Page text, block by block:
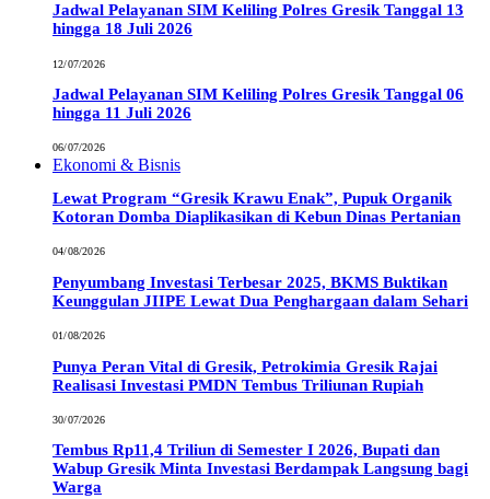
Jadwal Pelayanan SIM Keliling Polres Gresik Tanggal 13
hingga 18 Juli 2026
12/07/2026
Jadwal Pelayanan SIM Keliling Polres Gresik Tanggal 06
hingga 11 Juli 2026
06/07/2026
Ekonomi & Bisnis
Lewat Program “Gresik Krawu Enak”, Pupuk Organik
Kotoran Domba Diaplikasikan di Kebun Dinas Pertanian
04/08/2026
Penyumbang Investasi Terbesar 2025, BKMS Buktikan
Keunggulan JIIPE Lewat Dua Penghargaan dalam Sehari
01/08/2026
Punya Peran Vital di Gresik, Petrokimia Gresik Rajai
Realisasi Investasi PMDN Tembus Triliunan Rupiah
30/07/2026
Tembus Rp11,4 Triliun di Semester I 2026, Bupati dan
Wabup Gresik Minta Investasi Berdampak Langsung bagi
Warga